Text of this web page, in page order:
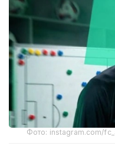
Фото: instagram.com/